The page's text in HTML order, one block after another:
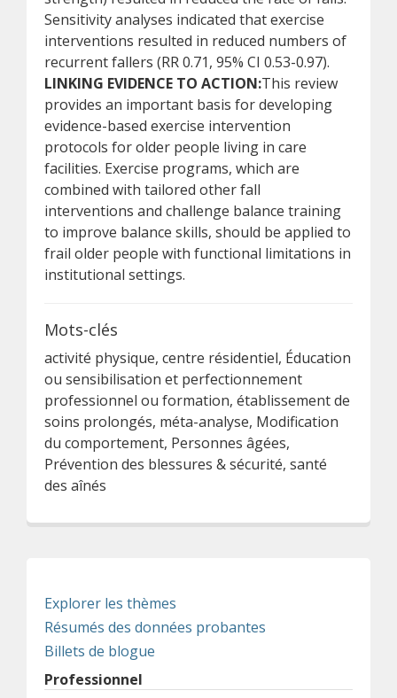
Sensitivity analyses indicated that exercise
interventions resulted in reduced numbers of
recurrent fallers (RR 0.71, 95% CI 0.53-0.97).
LINKING EVIDENCE TO ACTION:This review
provides an important basis for developing
evidence-based exercise intervention
protocols for older people living in care
facilities. Exercise programs, which are
combined with tailored other fall
interventions and challenge balance training
to improve balance skills, should be applied to
frail older people with functional limitations in
institutional settings.
Mots-clés
activité physique, centre résidentiel, Éducation
ou sensibilisation et perfectionnement
professionnel ou formation, établissement de
soins prolongés, méta-analyse, Modification
du comportement, Personnes âgées,
Prévention des blessures & sécurité, santé
des aînés
Explorer les thèmes
Résumés des données probantes
Billets de blogue
Professionnel